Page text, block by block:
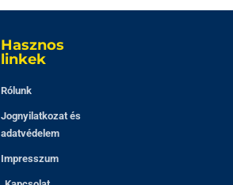
Hasznos
linkek
Rólunk
Jognyilatkozat és
adatvédelem
Impresszum